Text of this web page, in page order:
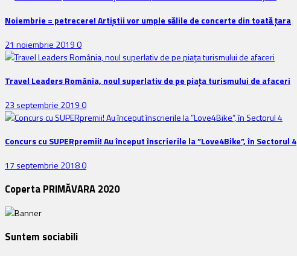
Noiembrie = petrecere! Artiștii vor umple sălile de concerte din toată țara
21 noiembrie 20190
Travel Leaders România, noul superlativ de pe piața turismului de afaceri
23 septembrie 20190
Concurs cu SUPERpremii! Au început înscrierile la ”Love4Bike”, în Sectorul 4
17 septembrie 20180
Coperta PRIMĂVARA 2020
Suntem sociabili